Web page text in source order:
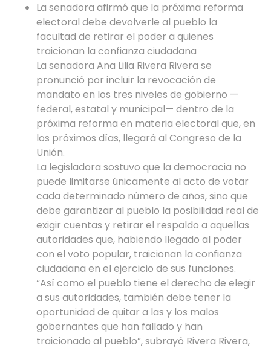
La senadora afirmó que la próxima reforma
electoral debe devolverle al pueblo la
facultad de retirar el poder a quienes
traicionan la confianza ciudadana
La senadora Ana Lilia Rivera Rivera se
pronunció por incluir la revocación de
mandato en los tres niveles de gobierno —
federal, estatal y municipal— dentro de la
próxima reforma en materia electoral que, en
los próximos días, llegará al Congreso de la
Unión.
La legisladora sostuvo que la democracia no
puede limitarse únicamente al acto de votar
cada determinado número de años, sino que
debe garantizar al pueblo la posibilidad real de
exigir cuentas y retirar el respaldo a aquellas
autoridades que, habiendo llegado al poder
con el voto popular, traicionan la confianza
ciudadana en el ejercicio de sus funciones.
“Así como el pueblo tiene el derecho de elegir
a sus autoridades, también debe tener la
oportunidad de quitar a las y los malos
gobernantes que han fallado y han
traicionado al pueblo”, subrayó Rivera Rivera,